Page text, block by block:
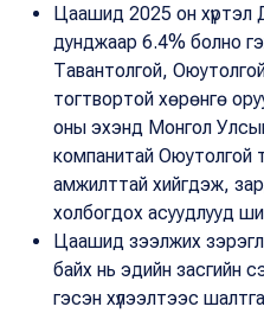
Цаашид 2025 он
дунджаар 6.4% болно
Тавантолгой,
тогтвортой хөрөнгө
оны эхэнд Монгол
компанитай Оюутолгой
амжилттай хийгдэж,
холбогдох асуудлууд
Цаашид зээлжих
байх нь эдийн засгийн
гэсэн хүлээлтээс